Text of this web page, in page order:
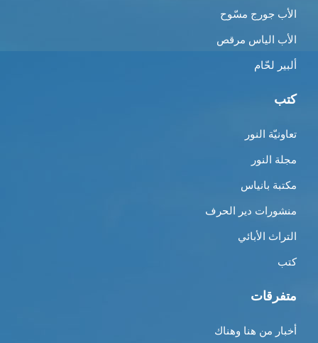
الأب جورج مسّوح
الأب الياس مرقص
ألبير لحّام
كتب
تعاونيّة النور
مجلة النور
مكتبة بانياس
منشورات دير الحرف
التراث الأبائي
كتب
متفرقات
أخبار من هنا وهناك